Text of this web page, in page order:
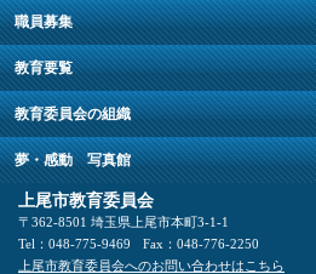
職員募集
教育要覧
教育委員会の組織
夢・感動 写真館
上尾市教育委員会
〒362-8501 埼玉県上尾市本町3-1-1
Tel：048-775-9469
Fax：048-776-2250
上尾市教育委員会へのお問い合わせはこちら